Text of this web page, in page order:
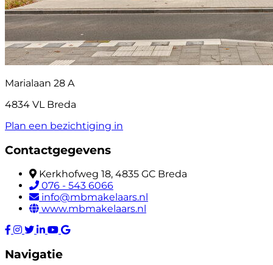
Marialaan 28 A
4834 VL Breda
Plan een bezichtiging in
Contactgegevens
Kerkhofweg 18, 4835 GC Breda
076 - 543 6066
info@mbmakelaars.nl
www.mbmakelaars.nl
Navigatie